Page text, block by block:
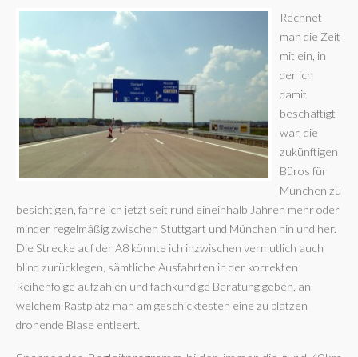
Rechnet
man die Zeit
mit ein, in
der ich
damit
beschäftigt
war, die
zukünftigen
Büros für
München zu
besichtigen, fahre ich jetzt seit rund eineinhalb Jahren mehr oder
minder regelmäßig zwischen Stuttgart und München hin und her.
Die Strecke auf der A8 könnte ich inzwischen vermutlich auch
blind zurücklegen, sämtliche Ausfahrten in der korrekten
Reihenfolge aufzählen und fachkundige Beratung geben, an
welchem Rastplatz man am geschicktesten eine zu platzen
drohende Blase entleert.